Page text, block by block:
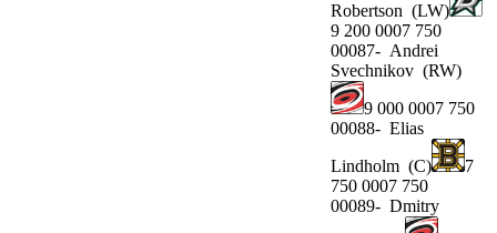
Robertson (LW)
9 200 0007 750
00087- Andrei
Svechnikov (RW)
9 000 0007 750
00088- Elias
Lindholm (C)
7
750 0007 750
00089- Dmitry